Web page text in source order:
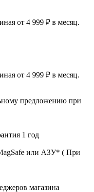
от 4 999 ₽ в месяц.
от 4 999 ₽ в месяц.
предложению при
1 год
или AЗУ* ( При
магазина